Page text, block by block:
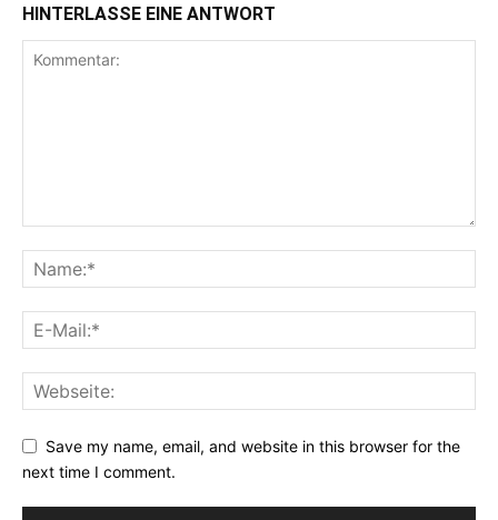
HINTERLASSE EINE ANTWORT
Save my name, email, and website in this browser for the
next time I comment.